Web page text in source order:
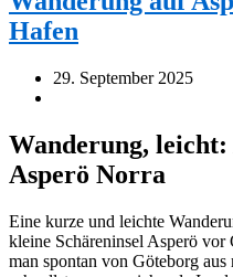
Hafen
29. September 2025
Wanderung,
Asperö Norra
Eine kurze und leichte
kleine Schäreninsel Asperö
man spontan von Göteborg